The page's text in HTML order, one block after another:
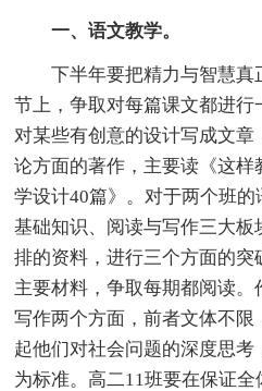
一、语文教学。
下半年要把精力与智慧真
节上，争取对每篇课文都进
对某些有创意的设计写成文
论方面的著作，主要读《这
学设计40篇》。对于两个班
基础知识、阅读与写作三大
排的资料，进行三个方面的
主要材料，争取每期都阅读
写作两个方面，前者文体不限
起他们对社会问题的深度思
为标准。高二11班要在保证全